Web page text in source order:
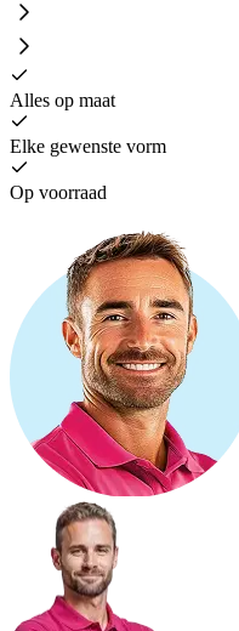
Alles op maat
Elke gewenste vorm
Op voorraad